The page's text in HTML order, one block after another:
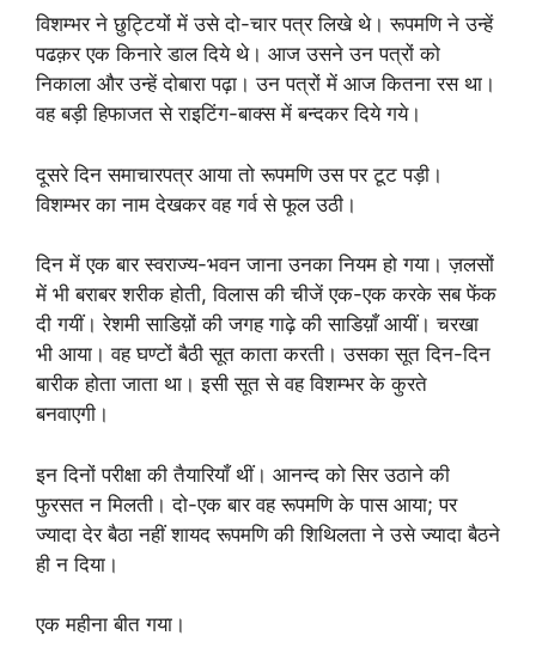
विशम्भर ने छुट्टियों में उसे दो-चार पत्र लिखे थे। रूपमणि ने उन्हें
पढक़र एक किनारे डाल दिये थे। आज उसने उन पत्रों को
निकाला और उन्हें दोबारा पढ़ा। उन पत्रों में आज कितना रस था।
वह बड़ी हिफाजत से राइटिंग-बाक्स में बन्दकर दिये गये।
दूसरे दिन समाचारपत्र आया तो रूपमणि उस पर टूट पड़ी।
विशम्भर का नाम देखकर वह गर्व से फूल उठी।
दिन में एक बार स्वराज्य-भवन जाना उनका नियम हो गया। ज़लसों
में भी बराबर शरीक होती, विलास की चीजें एक-एक करके सब फेंक
दी गयीं। रेशमी साडिय़ों की जगह गाढ़े की साडिय़ाँ आयीं। चरखा
भी आया। वह घण्टों बैठी सूत काता करती। उसका सूत दिन-दिन
बारीक होता जाता था। इसी सूत से वह विशम्भर के कुरते
बनवाएगी।
इन दिनों परीक्षा की तैयारियाँ थीं। आनन्द को सिर उठाने की
फुरसत न मिलती। दो-एक बार वह रूपमणि के पास आया; पर
ज्यादा देर बैठा नहीं शायद रूपमणि की शिथिलता ने उसे ज्यादा बैठने
ही न दिया।
एक महीना बीत गया।